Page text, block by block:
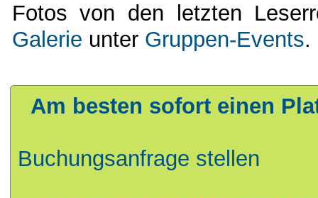
Fotos von den letzten
Galerie unter Gruppen-Events
Am besten sofort einen
Buchungsanfrage stellen